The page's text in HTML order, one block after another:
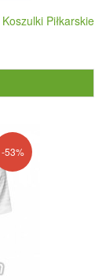
Piłkarskie
-53%